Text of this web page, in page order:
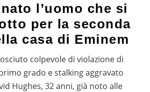
l’uomo che si
per la seconda
casa di Eminem
colpevole di violazione di
grado e stalking aggravato
Hughes, 32 anni, già noto alle